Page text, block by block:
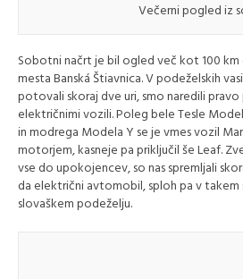
Večerni pogled iz
Sobotni načrt je bil ogled več kot 100 km
mesta Banská Štiavnica. V podeželskih
potovali skoraj dve uri, smo naredili
električnimi vozili. Poleg bele Tesle
in modrega Modela Y se je vmes vozil
motorjem, kasneje pa priključil še Leaf.
vse do upokojencev, so nas spremljali
da električni avtomobil, sploh pa v takem
slovaškem podeželju.